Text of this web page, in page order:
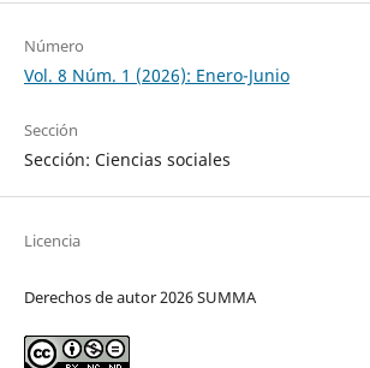
Número
Vol. 8 Núm. 1 (2026): Enero-Junio
Sección
Sección: Ciencias sociales
Licencia
Derechos de autor 2026 SUMMA